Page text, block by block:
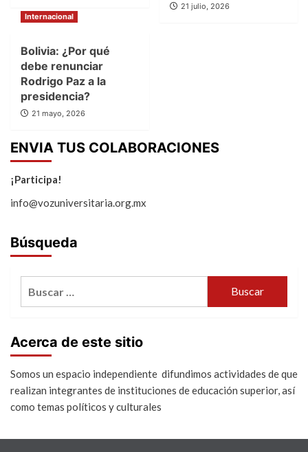
21 julio, 2026
Internacional
Bolivia: ¿Por qué
debe renunciar
Rodrigo Paz a la
presidencia?
21 mayo, 2026
ENVIA TUS COLABORACIONES
¡Participa!
info@vozuniversitaria.org.mx
Búsqueda
Acerca de este sitio
Somos un espacio independiente difundimos actividades de que
realizan integrantes de instituciones de educación superior, así
como temas políticos y culturales